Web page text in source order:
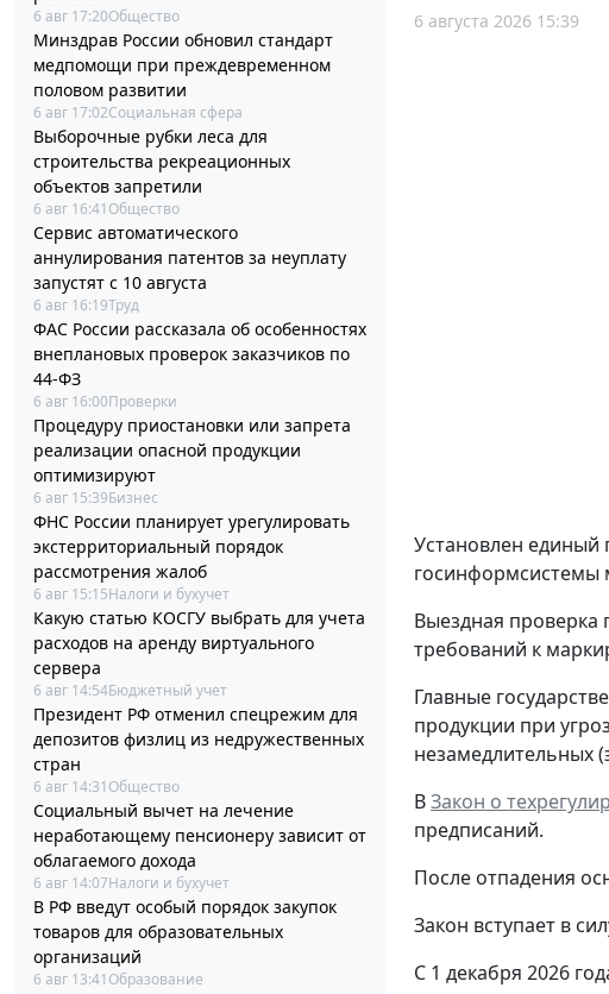
6 авг 17:20Общество
Минздрав России обновил стандарт
медпомощи при преждевременном
половом развитии
6 авг 17:02Социальная сфера
Выборочные рубки леса для
строительства рекреационных
объектов запретили
6 авг 16:41 Общество
Сервис автоматического
аннулирования патентов за неуплату
запустят с 10 августа
6 авг 16:19Труд
ФАС России рассказала об особенностях
внеплановых проверок заказчиков по
44-ФЗ
6 авг 16:00Проверки
Процедуру приостановки или запрета
реализации опасной продукции
оптимизируют
6 авг 15:39Бизнес
ФНС России планирует урегулировать
экстерриториальный порядок
рассмотрения жалоб
6 авг 15:15Налоги и бухучет
Какую статью КОСГУ выбрать для учета
расходов на аренду виртуального
сервера
6 авг 14:54Бюджетный учет
Президент РФ отменил спецрежим для
депозитов физлиц из недружественных
стран
6 авг 14:31 Общество
Социальный вычет на лечение
неработающему пенсионеру зависит от
облагаемого дохода
6 авг 14:07Налоги и бухучет
В РФ введут особый порядок закупок
товаров для образовательных
организаций
6 авг 13:41 Образование
6 августа 2026 15:39
Установлен единый
госинформсистемы
Выездная проверка
требований к
Главные
продукции при
незамедлительных
ВЗакон о
предписаний.
После отпадения
Закон вступает в
С 1 декабря 2026